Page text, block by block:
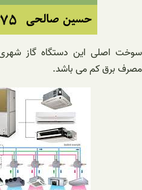
سوخت اصلی این دستگاه گاز
مصرف برق کم می باشد.